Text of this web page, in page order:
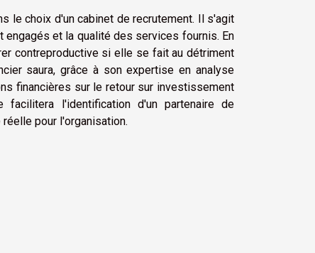
le choix d'un cabinet de recrutement. Il s'agit
et la qualité des services fournis. En
contreproductive si elle se fait au détriment
saura, grâce à son expertise en analyse
financières sur le retour sur investissement
facilitera l'identification d'un partenaire de
pour l'organisation.